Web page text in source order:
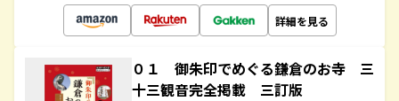
詳細を見る
０１ 御朱印でめぐる鎌倉のお寺 三
十三観音完全掲載 三訂版